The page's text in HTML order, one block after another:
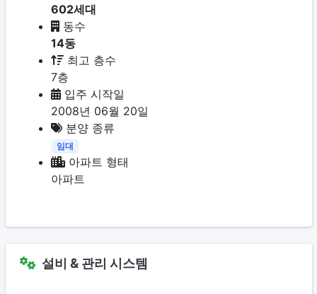
602세대
동수
14동
최고 층수
7층
입주 시작일
2008년 06월 20일
분양 종류
임대
아파트 형태
아파트
설비 & 관리 시스템